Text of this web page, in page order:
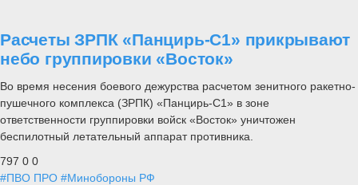
Расчеты ЗРПК «Панцирь-С1» прикрывают
небо группировки «Восток»
Во время несения боевого дежурства расчетом зенитного ракетно-
пушечного комплекса (ЗРПК) «Панцирь-С1» в зоне
ответственности группировки войск «Восток» уничтожен
беспилотный летательный аппарат противника.
797 0 0
#ПВО ПРО #Минобороны РФ